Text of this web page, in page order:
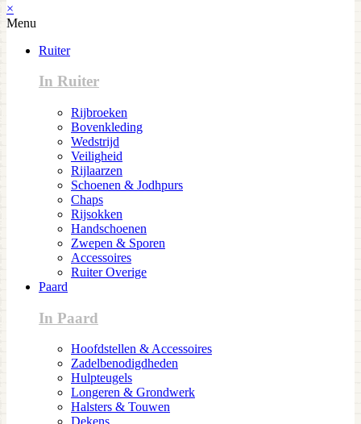
×
Menu
Ruiter
In Ruiter
Rijbroeken
Bovenkleding
Wedstrijd
Veiligheid
Rijlaarzen
Schoenen & Jodhpurs
Chaps
Rijsokken
Handschoenen
Zwepen & Sporen
Accessoires
Ruiter Overige
Paard
In Paard
Hoofdstellen & Accessoires
Zadelbenodigdheden
Hulpteugels
Longeren & Grondwerk
Halsters & Touwen